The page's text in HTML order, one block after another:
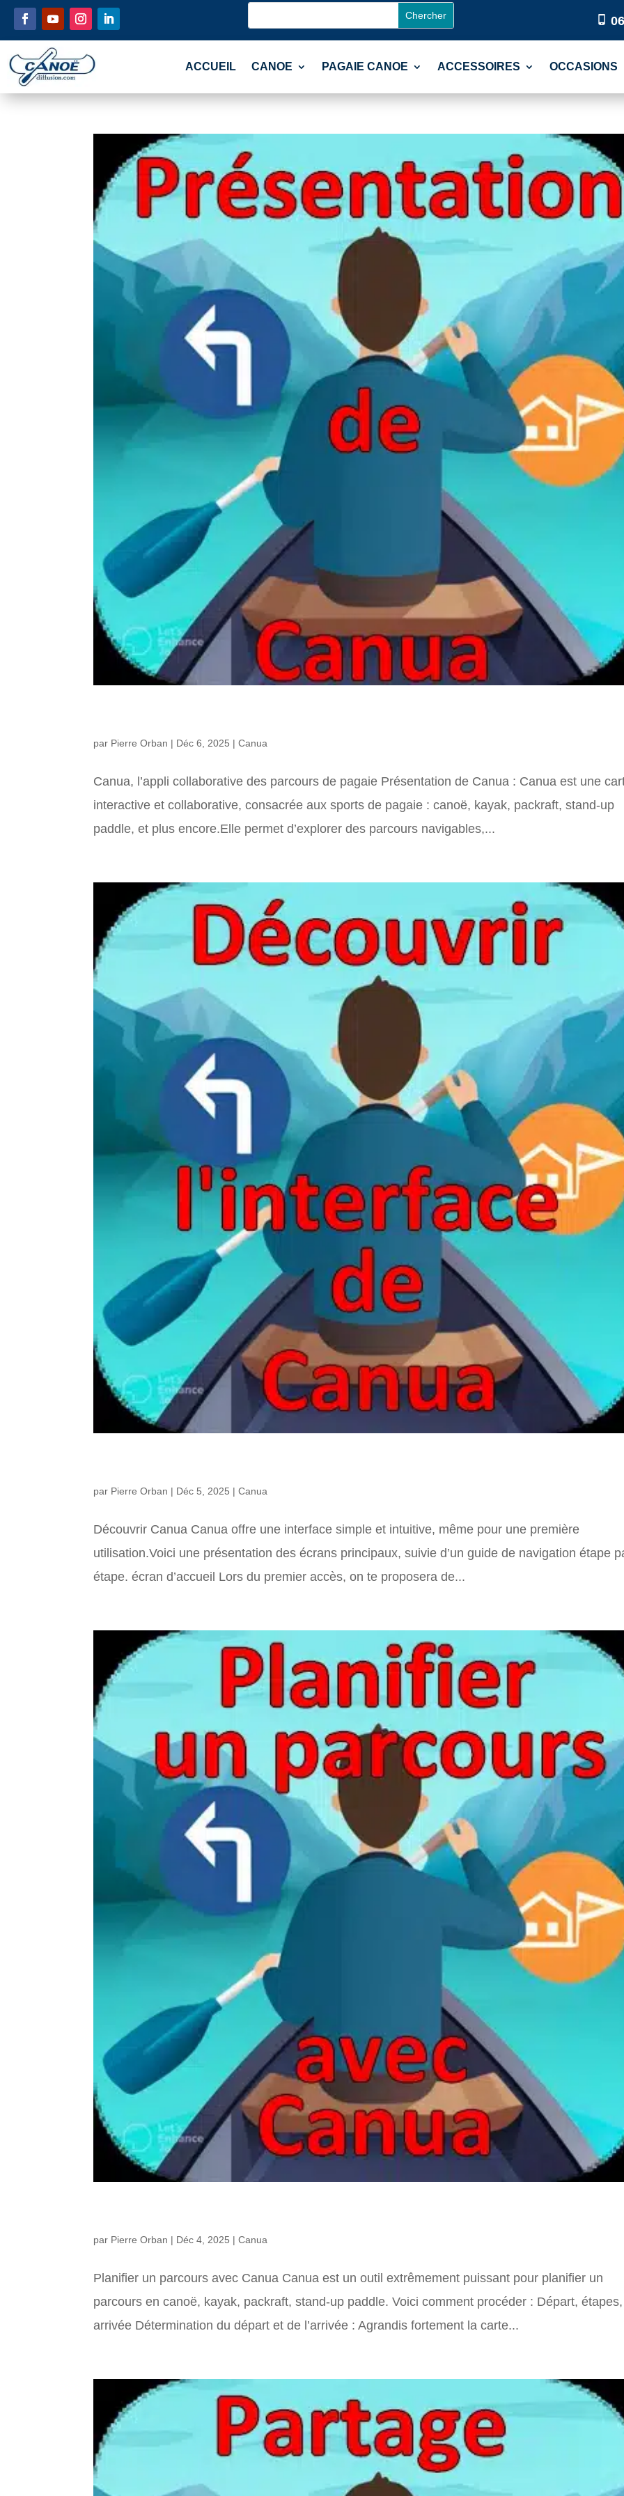
ACCUEIL CANOE PAGAIE CANOE ACCESSOIRES OCCASIONS
par Pierre Orban | Déc 6, 2025 |Canua
Canua, l’appli collaborative des parcours de pagaie Présentation de Canua : Canua est une
interactive et collaborative, consacrée aux sports de pagaie : canoë, kayak, packraft, stand-up
paddle, et plus encore.Elle permet d’explorer des parcours navigables,...
par Pierre Orban | Déc 5, 2025 |Canua
Découvrir Canua Canua offre une interface simple et intuitive, même pour une première
utilisation.Voici une présentation des écrans principaux, suivie d’un guide de navigation étape
étape. écran d’accueil Lors du premier accès, on te proposera de...
par Pierre Orban | Déc 4, 2025 |Canua
Planifier un parcours avec Canua Canua est un outil extrêmement puissant pour planifier un
parcours en canoë, kayak, packraft, stand-up paddle. Voici comment procéder : Départ, étapes,
arrivée Détermination du départ et de l’arrivée : Agrandis fortement la carte...